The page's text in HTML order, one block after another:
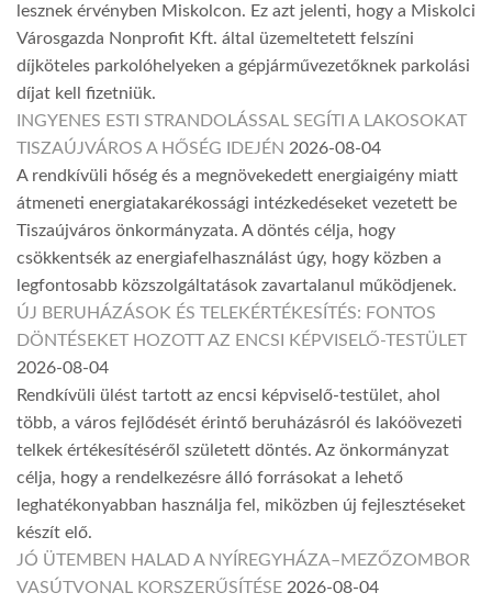
lesznek érvényben Miskolcon. Ez azt jelenti, hogy a Miskolci
Városgazda Nonprofit Kft. által üzemeltetett felszíni
díjköteles parkolóhelyeken a gépjárművezetőknek parkolási
díjat kell fizetniük.
INGYENES ESTI STRANDOLÁSSAL SEGÍTI A LAKOSOKAT
TISZAÚJVÁROS A HŐSÉG IDEJÉN 2026-08-04
A rendkívüli hőség és a megnövekedett energiaigény miatt
átmeneti energiatakarékossági intézkedéseket vezetett be
Tiszaújváros önkormányzata. A döntés célja, hogy
csökkentsék az energiafelhasználást úgy, hogy közben a
legfontosabb közszolgáltatások zavartalanul működjenek.
ÚJ BERUHÁZÁSOK ÉS TELEKÉRTÉKESÍTÉS: FONTOS
DÖNTÉSEKET HOZOTT AZ ENCSI KÉPVISELŐ-TESTÜLET
2026-08-04
Rendkívüli ülést tartott az encsi képviselő-testület, ahol
több, a város fejlődését érintő beruházásról és lakóövezeti
telkek értékesítéséről született döntés. Az önkormányzat
célja, hogy a rendelkezésre álló forrásokat a lehető
leghatékonyabban használja fel, miközben új fejlesztéseket
készít elő.
JÓ ÜTEMBEN HALAD A NYÍREGYHÁZA–MEZŐZOMBOR
VASÚTVONAL KORSZERŰSÍTÉSE 2026-08-04